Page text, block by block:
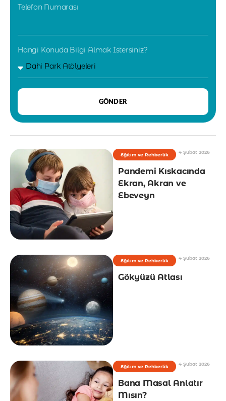
Telefon Numarası
Hangi Konuda Bilgi Almak İstersiniz?
GÖNDER
Eğitim ve Rehberlik 4 Şubat 2026
Pandemi Kıskacında
Ekran, Akran ve
Ebeveyn
Eğitim ve Rehberlik 4 Şubat 2026
Gökyüzü Atlası
Eğitim ve Rehberlik 4 Şubat 2026
Bana Masal Anlatır
Mısın?